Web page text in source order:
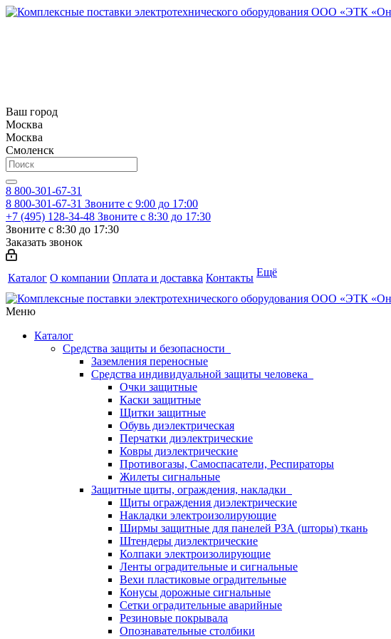
Ваш город
Москва
Москва
Смоленск
8 800-301-67-31
8 800-301-67-31 Звоните с 9:00 до 17:00
+7 (495) 128-34-48 Звоните с 8:30 до 17:30
Звоните с 8:30 до 17:30
Заказать звонок
Каталог О компании Оплата и доставка Контакты Ещё
Меню
Каталог
Средства защиты и безопасности
Заземления переносные
Средства индивидуальной защиты человека
Очки защитные
Каски защитные
Щитки защитные
Обувь диэлектрическая
Перчатки диэлектрические
Ковры диэлектрические
Противогазы, Самоспасатели, Респираторы
Жилеты сигнальные
Защитные щиты, ограждения, накладки
Щиты ограждения диэлектрические
Накладки электроизолирующие
Ширмы защитные для панелей РЗА (шторы) ткань
Штендеры диэлектрические
Колпаки электроизолирующие
Ленты оградительные и сигнальные
Вехи пластиковые оградительные
Конусы дорожные сигнальные
Сетки оградительные аварийные
Резиновые покрывала
Опознавательные столбики